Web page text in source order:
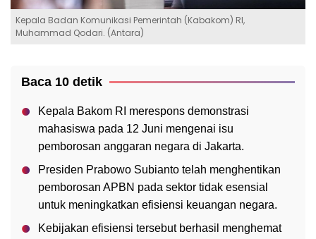
Kepala Badan Komunikasi Pemerintah (Kabakom) RI,
Muhammad Qodari. (Antara)
Baca 10 detik
Kepala Bakom RI merespons demonstrasi
mahasiswa pada 12 Juni mengenai isu
pemborosan anggaran negara di Jakarta.
Presiden Prabowo Subianto telah menghentikan
pemborosan APBN pada sektor tidak esensial
untuk meningkatkan efisiensi keuangan negara.
Kebijakan efisiensi tersebut berhasil menghemat